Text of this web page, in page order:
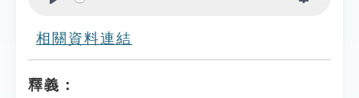
相關資料連結
釋義：